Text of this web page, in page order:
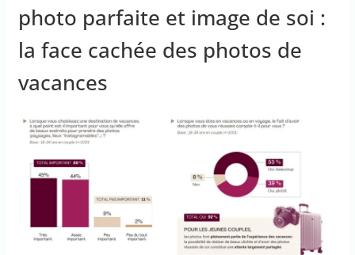
photo parfaite et image de soi :
la face cachée des photos de
vacances